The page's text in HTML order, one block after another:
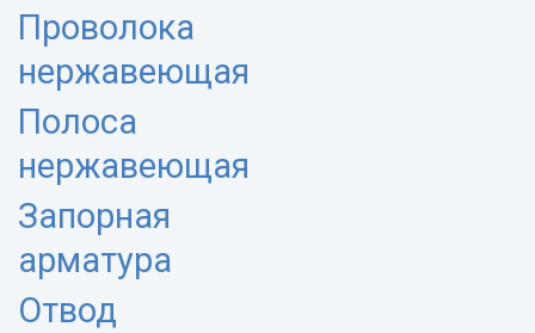
Проволока
нержавеющая
Полоса
нержавеющая
Запорная
арматура
Отвод